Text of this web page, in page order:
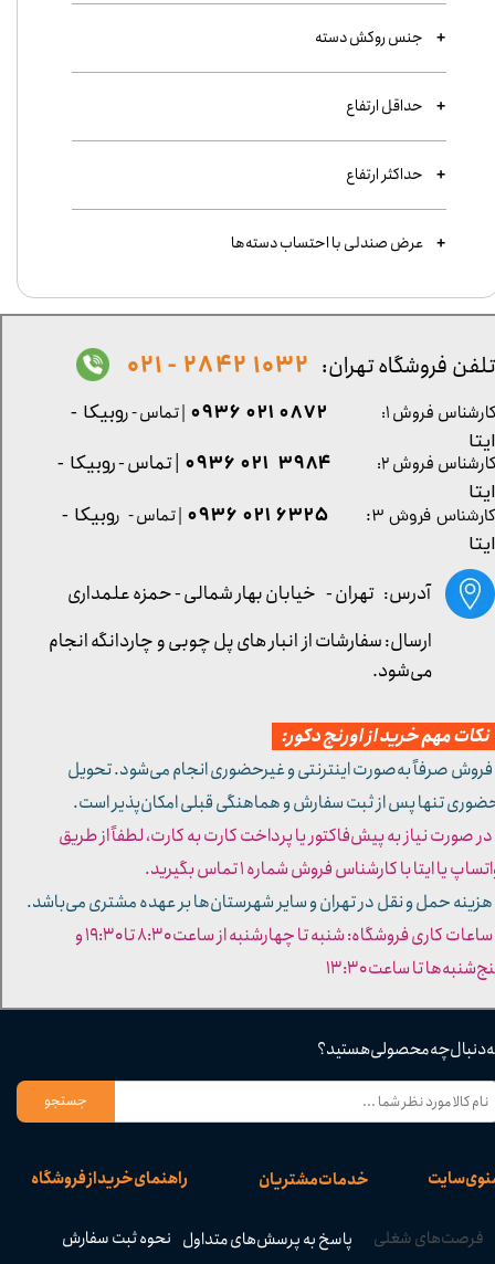
جنس روکش دسته
حداقل ارتفاع
حداکثر ارتفاع
عرض صندلی با احتساب دسته‌ها
راهنمای خرید از فروشگاه
نحوه ثبت سفارش
خدمات مشتریان
پاسخ به پرسش‌های متداول
سایت
فرصت‌های شغلی
دنبال چه محصولی هستید؟
جستجو
کارشناس فروش ۳: ۶۳۲۵ ۰۲۱ ۰۹۳۶ | تماس - روبیکا -
ایتا
آدرس: تهران - خیابان بهار شمالی - حمزه علمداری
تلفن فروشگاه تهران: 1032 2842 - 021
مهم خرید از اورنج دکور:
صرفاً به‌صورت اینترنتی و غیرحضوری انجام می‌شود. تحویل
تنها پس از ثبت سفارش و هماهنگی قبلی امکان‌پذیر است.
صورت نیاز به پیش‌فاکتور یا پرداخت کارت به کارت، لطفاً از طریق
یا ایتا با کارشناس فروش شماره ۱ تماس بگیرید.
حمل و نقل در تهران و سایر شهرستان‌ها بر عهده مشتری می‌باشد.
- ساعات کاری فروشگاه: شنبه تا چهارشنبه از ساعت ۸:۳۰ تا ۱۹:۳۰ و
تا ساعت ۱۳:۳۰​​​​​​​
کارشناس فروش ۱: 0872 021 0936 | تماس - روبیکا -
ایتا
کارشناس فروش ۲:
۳۹۸۴ ۰۲۱ ۰۹۳۶ | تماس - روبیکا -
ایتا
ارسال: سفارشات از انبار های پل چوبی و چاردانگه انجام
می‌شود.